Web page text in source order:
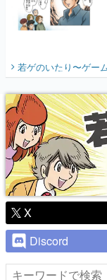
若ゲのいたり〜ゲー
X
Discord